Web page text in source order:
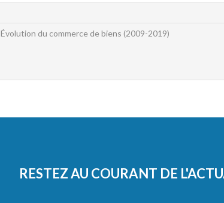
Évolution du commerce de biens (2009-2019)
RESTEZ AU COURANT DE